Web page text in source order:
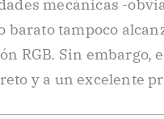
mecánicas -
barato tampoco
RGB. Sin embargo,
y a un excelente